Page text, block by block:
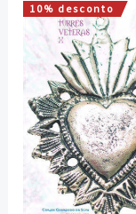
10% desconto
O
preço
original
era:
16,00 €.
O
preço
é: